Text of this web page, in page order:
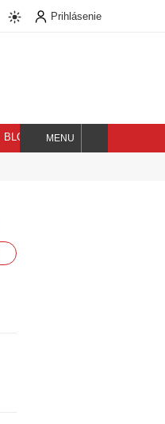
Prihlásenie
BLOG
Hľadaj
MENU